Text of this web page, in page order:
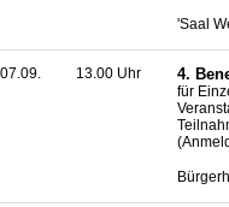
'Saal
13.00 Uhr 4.
für